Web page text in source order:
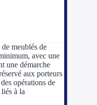
meublés de
avec une
une démarche
aux porteurs
opérations de
à la